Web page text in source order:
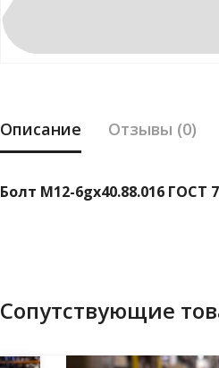
Описание Отзывы (0)
Болт М12-6gх40.88.016 ГОСТ
Сопутствующие